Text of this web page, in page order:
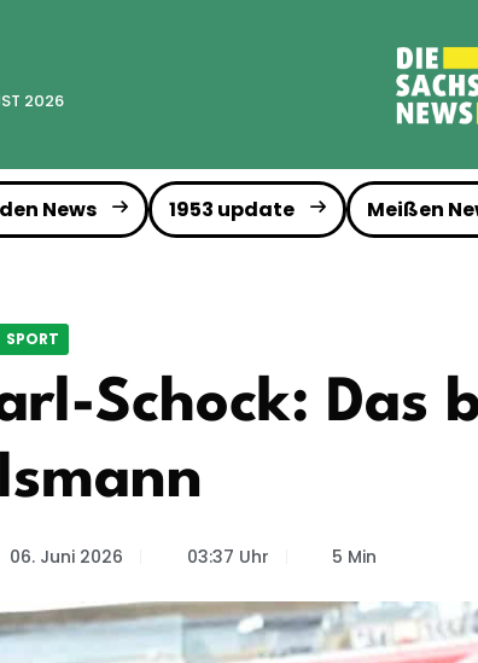
2026
News 1953 update Meißen
SPORT
Schock: Das
06. Juni 2026 03:37 Uhr 5 Min